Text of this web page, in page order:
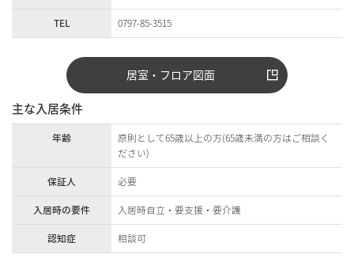
TEL
0797-85-3515
居室・フロア図面
主な入居条件
年齢
原則として65歳以上の方(65歳未満の方はご相談く
ださい)
保証人
必要
入居時の要件
入居時自立・要支援・要介護
認知症
相談可